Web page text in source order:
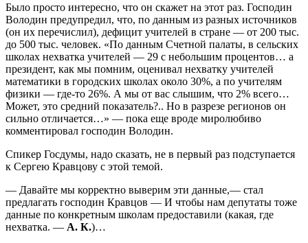
Было просто интересно, что он скажет на этот раз. Господин
Володин предупредил, что, по данным из разных источников
(он их перечислил), дефицит учителей в стране — от 200 тыс.
до 500 тыс. человек. «По данным Счетной палаты, в сельских
школах нехватка учителей — 29 с небольшим процентов… а
президент, как мы помним, оценивал нехватку учителей
математики в городских школах около 30%, а по учителям
физики — где-то 26%. А мы от вас слышим, что 2% всего…
Может, это средний показатель?.. Но в разрезе регионов он
сильно отличается…» — пока еще вроде миролюбиво
комментировал господин Володин.
Спикер Госдумы, надо сказать, не в первый раз подступается
к Сергею Кравцову с этой темой.
— Давайте мы корректно выверим эти данные,— стал
предлагать господин Кравцов — И чтобы нам депутаты тоже
данные по конкретным школам предоставили (какая, где
нехватка. — А. К.)…